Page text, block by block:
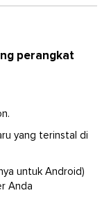
pada
audio
Wi-Fi lokal
Chromecast.
dengan
Oleh karena
selalu aktif guna
perangkat
yang terinstal di
untuk Android)
Anda